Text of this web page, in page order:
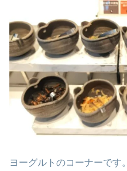
ヨーグルトのコーナーです。